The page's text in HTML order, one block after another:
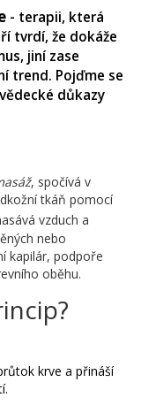
- terapii, která
tvrdí, že dokáže
jiní zase
trend. Pojďme se
důkazy
, spočívá v
tkáň pomocí
vzduch a
nebo
kapilár, podpoře
oběhu.
krve a přináší